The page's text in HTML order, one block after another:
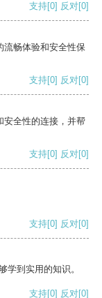
支持[0] 反对[0]
流畅体验和安全性保
支持[0] 反对[0]
安全性的连接，并帮
支持[0] 反对[0]
支持[0] 反对[0]
学到实用的知识。
支持[0] 反对[0]